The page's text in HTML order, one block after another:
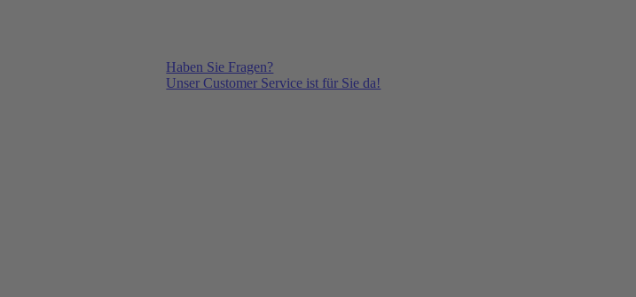
Haben Sie Fragen?
Unser Customer Service ist für Sie da!